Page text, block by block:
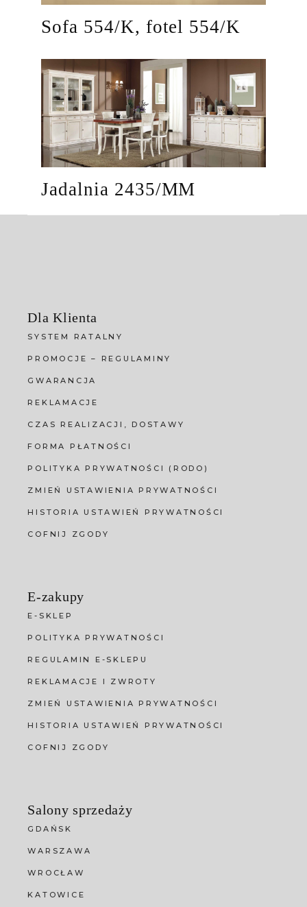
Sofa 554/K, fotel 554/K
Jadalnia 2435/MM
Dla Klienta
SYSTEM RATALNY
PROMOCJE – REGULAMINY
GWARANCJA
REKLAMACJE
CZAS REALIZACJI, DOSTAWY
FORMA PŁATNOŚCI
POLITYKA PRYWATNOŚCI (RODO)
ZMIEŃ USTAWIENIA PRYWATNOŚCI
HISTORIA USTAWIEŃ PRYWATNOŚCI
COFNIJ ZGODY
E-zakupy
E-SKLEP
POLITYKA PRYWATNOŚCI
REGULAMIN E-SKLEPU
REKLAMACJE I ZWROTY
ZMIEŃ USTAWIENIA PRYWATNOŚCI
HISTORIA USTAWIEŃ PRYWATNOŚCI
COFNIJ ZGODY
Salony sprzedaży
GDAŃSK
WARSZAWA
WROCŁAW
KATOWICE